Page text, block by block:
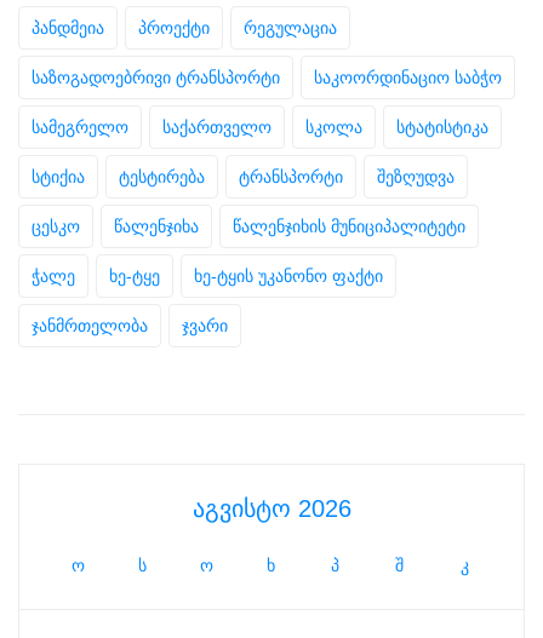
პანდმეია პროექტი რეგულაცია
საზოგადოებრივი ტრანსპორტი საკოორდინაციო საბჭო
სამეგრელო საქართველო სკოლა სტატისტიკა
სტიქია ტესტირება ტრანსპორტი შეზღუდვა
ცესკო წალენჯიხა წალენჯიხის მუნიციპალიტეტი
ჭალე ხე-ტყე ხე-ტყის უკანონო ფაქტი
ჯანმრთელობა ჯვარი
აგვისტო 2026
ო ს ო ხ პ შ კ